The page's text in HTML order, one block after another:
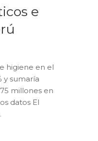
e
higiene en el
y sumaría
millones en
datos El